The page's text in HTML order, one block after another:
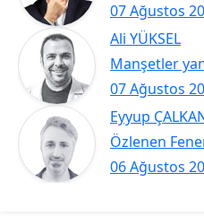
07 Ağustos
Ali YÜKSEL
07 Ağustos
Manşetler
Eyyup
06 Ağustos
Özlenen